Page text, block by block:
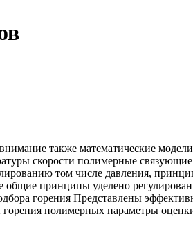
также математические модели
скорости полимерные
том числе давления,
общие принципы уделено
горения Представлены
горения полимерных параметры